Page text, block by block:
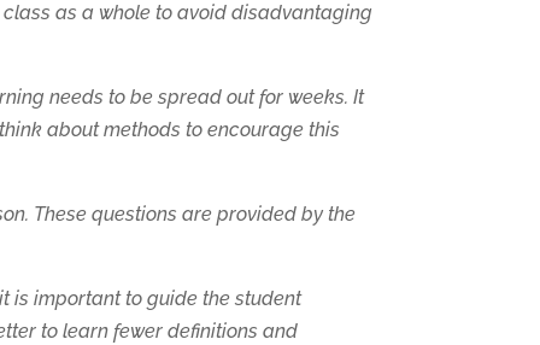
as a whole to avoid disadvantaging
needs to be spread out for weeks. It
about methods to encourage this
These questions are provided by the
is important to guide the student
to learn fewer definitions and